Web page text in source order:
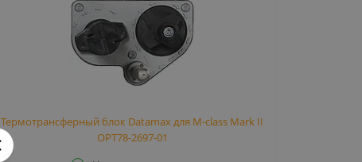
Термотрансферный блок Datamax для M-class Mark II
OPT78-2697-01